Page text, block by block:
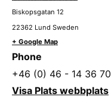
Biskopsgatan 12
22362 Lund Sweden
+ Google Map
Phone
+46 (0) 46 - 14 36 70
Visa Plats webbplats